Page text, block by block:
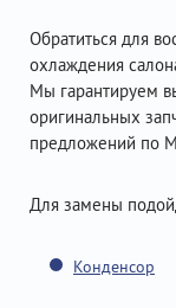
Обратиться для
охлаждения
Мы гарантируем
оригинальных
предложений по
Для замены
Конденсор